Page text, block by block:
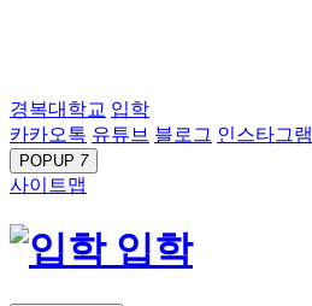
경복대학교 입학
카카오톡 유튜브 블로그 인스타그램
POPUP 7
사이트맵
입학